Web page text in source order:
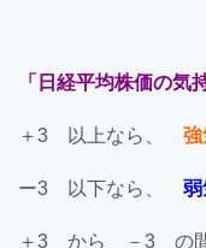
「日経平均株価の気
＋3 以上なら、 強
ー3 以下なら、 弱
＋3 から －3 の